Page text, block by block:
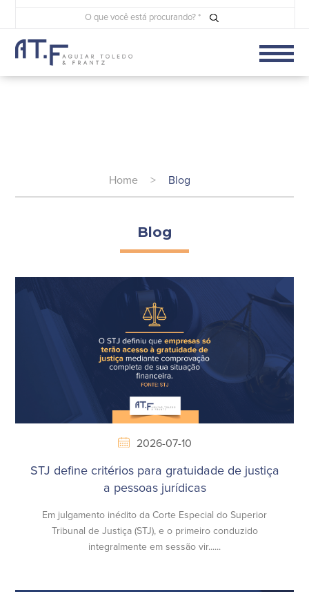
Home > Blog
Blog
2026-07-10
STJ define critérios para gratuidade de justiça
a pessoas jurídicas
Em julgamento inédito da Corte Especial do Superior
Tribunal de Justiça (STJ), e o primeiro conduzido
integralmente em sessão vir......